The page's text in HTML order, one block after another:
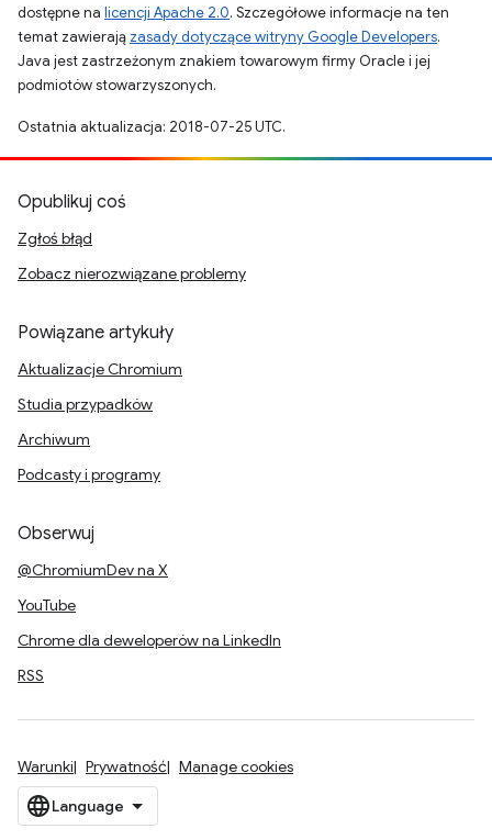
dostępne na licencji Apache 2.0. Szczegółowe informacje na ten
temat zawierają zasady dotyczące witryny Google Developers.
Java jest zastrzeżonym znakiem towarowym firmy Oracle i jej
podmiotów stowarzyszonych.
Ostatnia aktualizacja: 2018-07-25 UTC.
Opublikuj coś
Zgłoś błąd
Zobacz nierozwiązane problemy
Powiązane artykuły
Aktualizacje Chromium
Studia przypadków
Archiwum
Podcasty i programy
Obserwuj
@ChromiumDev na X
YouTube
Chrome dla deweloperów na LinkedIn
RSS
Warunki Prywatność Manage cookies